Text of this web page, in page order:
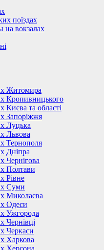
поїздах
на вокзалах
Житомира
Кропивницького
Києва та області
Запоріжжя
Луцька
Львова
Тернополя
Дніпра
Чернігова
Полтави
Рівне
Суми
Миколаєва
Одеси
Ужгорода
Чернівці
Черкаси
Харкова
Херсона